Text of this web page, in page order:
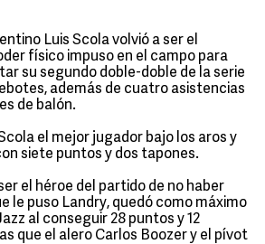
Luis Scola volvió a ser el
físico impuso en el campo para
su segundo doble-doble de la serie
además de cuatro asistencias
de balón.
el mejor jugador bajo los aros y
siete puntos y dos tapones.
el héroe del partido de no haber
le puso Landry, quedó como máximo
al conseguir 28 puntos y 12
que el alero Carlos Boozer y el pívot